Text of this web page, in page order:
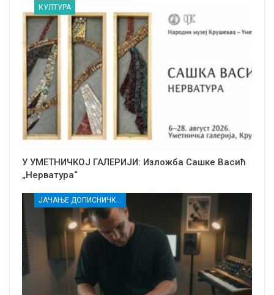
КУЛТУРА
У УМЕТНИЧКОЈ ГАЛЕРИЈИ: Изложба Сашке Васић
„Нерватура“
ЈАЧАЊЕ ДОПИСНИЧКЕ МРЕЖЕ НЕЗАВИСНИХ МЕДИЈА У РАСИНСКОМ ОКРУГУ